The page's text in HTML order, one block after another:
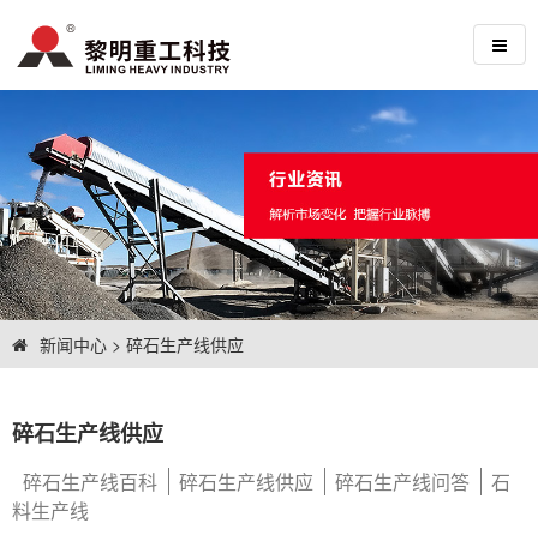
新闻中心 > 碎石生产线供应
碎石生产线供应
碎石生产线百科 碎石生产线供应 碎石生产线问答
石
料生产线